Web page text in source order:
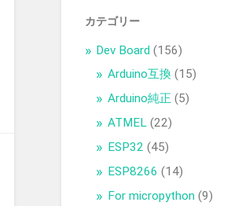
カテゴリー
Dev Board (156)
Arduino互換 (15)
Arduino純正 (5)
ATMEL (22)
ESP32 (45)
ESP8266 (14)
For micropython (9)